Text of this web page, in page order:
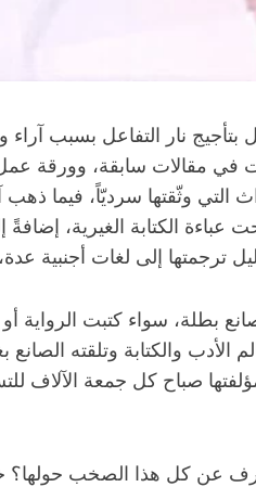
نار التفاعل بسبب
مقالات سابقة، وورقة عمل
التي وثّقتها سرديّاً، فيما
عباءة الكتابة الغيرية،
ترجمتها إلى لغات أجنبية
والكتابة وتلقته
صباح كل جمعة الآلاف
عن كل هذا الصخب حولها؟